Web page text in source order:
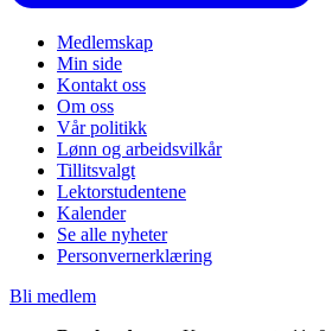
Medlemskap
Min side
Kontakt oss
Om oss
Vår politikk
Lønn og arbeidsvilkår
Tillitsvalgt
Lektorstudentene
Kalender
Se alle nyheter
Personvernerklæring
Bli medlem